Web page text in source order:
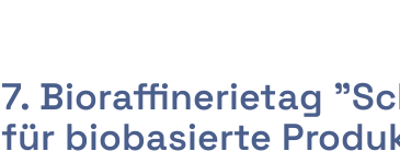
7. Bioraffinerietag
für biobasierte